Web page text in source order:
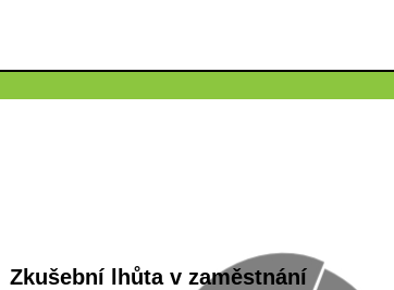
Zkušební lhůta v zaměstnání